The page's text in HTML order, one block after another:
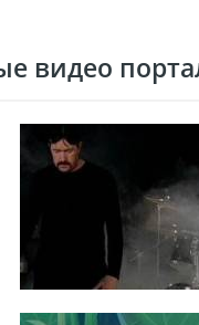
видео